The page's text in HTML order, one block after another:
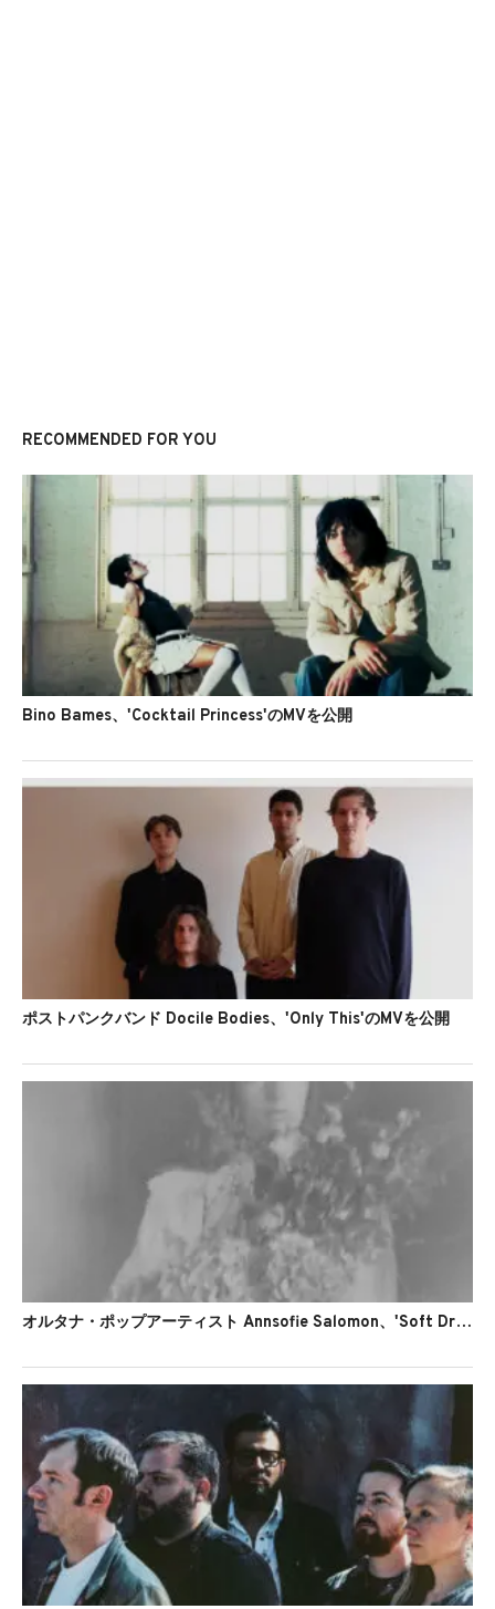
RECOMMENDED FOR YOU
Bino Bames、'Cocktail Princess'のMVを公開
ポストパンクバンド Docile Bodies、'Only This'のMVを公開
オルタナ・ポップアーティスト Annsofie Salomon、'Soft Dreams'のMVを公開